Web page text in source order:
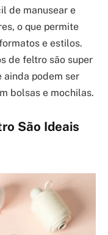
de manusear e
o que permite
e estilos.
de feltro são super
ainda podem ser
bolsas e mochilas.
São Ideais